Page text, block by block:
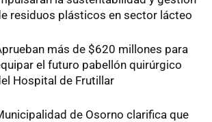
residuos plásticos en sector lácteo
más de $620 millones para
el futuro pabellón quirúrgico
Hospital de Frutillar
de Osorno clarifica que